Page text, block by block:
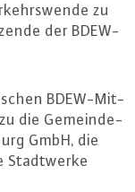
zu
der BDEW-
BDEW-Mit­
die Ge­mein­de­
GmbH, die
Stadt­wer­ke